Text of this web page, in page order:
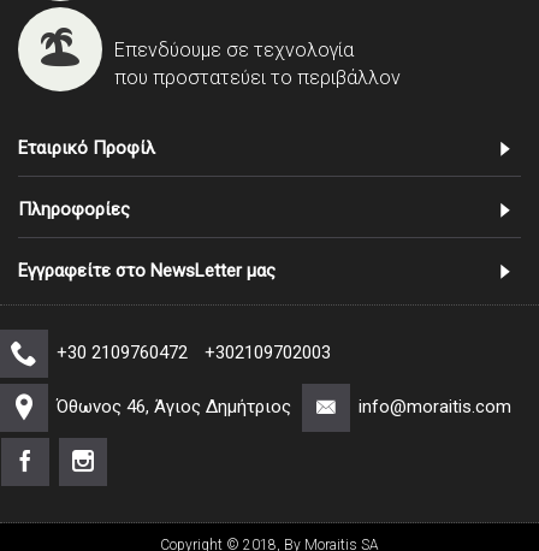
Επενδύουμε σε τεχνολογία
που προστατεύει το περιβάλλον
Εταιρικό Προφίλ
Πληροφορίες
Εγγραφείτε στο NewsLetter μας
+30 2109760472 +302109702003
Όθωνος 46, Άγιος Δημήτριος info@moraitis.com
Copyright © 2018, By Moraitis SA